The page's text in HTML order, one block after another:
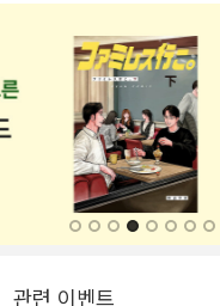
관련 이벤트